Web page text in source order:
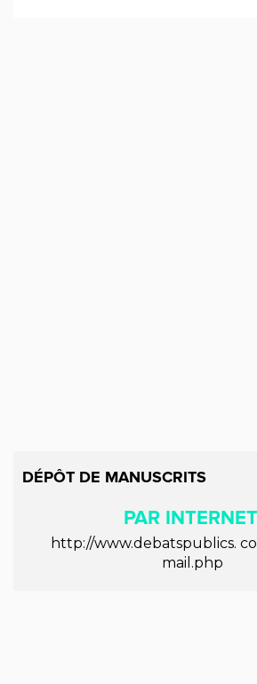
DÉPÔT DE MANUSCRITS
PAR
http://www.debatspublics.
mail.php